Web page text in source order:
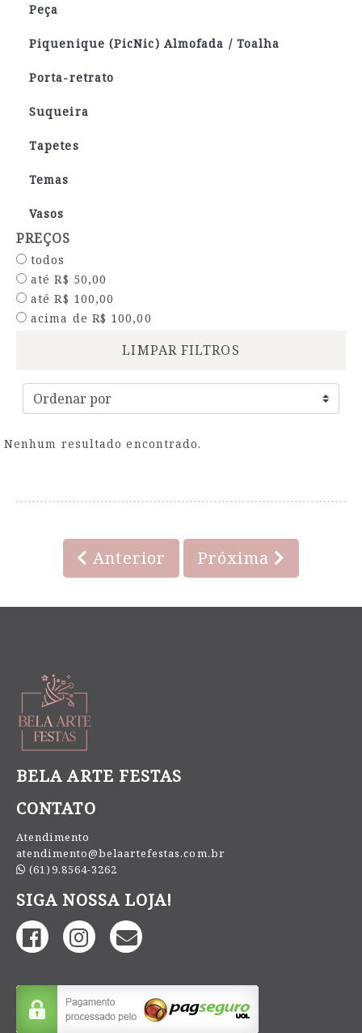
Peça
Piquenique (PicNic) Almofada / Toalha
Porta-retrato
Suqueira
Tapetes
Temas
Vasos
PREÇOS
todos
até R$ 50,00
até R$ 100,00
acima de R$ 100,00
LIMPAR FILTROS
Nenhum resultado encontrado.
Anterior Próxima
BELA ARTE FESTAS
CONTATO
Atendimento
atendimento@belaartefestas.com.br
(61)9.8564-3262
SIGA NOSSA LOJA!